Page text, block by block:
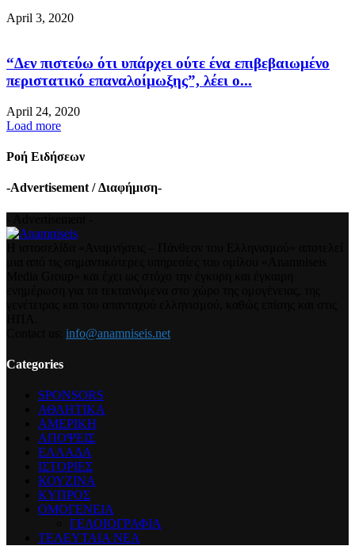
April 3, 2020
“Δεν πιστεύω ότι υπάρχει ούτε ένα επιβεβαιωμένο
περιστατικό επαναλοίμωξης”, λέει ο...
April 24, 2020
Load more
Ροή Ειδήσεων
-Advertisement / Διαφήμιση-
info@anamniseis.net
Categories
SPONSORS
ΑΘΛΗΤΙΚΑ
ΑΜΕΡΙΚΗ
ΑΠΟΨΕΙΣ
ΕΛΛΑΔΑ
ΙΣΤΟΡΙΕΣ
ΚΟΥΖΙΝΑ
ΚΥΠΡΟΣ
ΟΜΟΓΕΝΕΙΑ
ΓΕΛΟΙΟΓΡΑΦΙΑ
ΤΕΛΕΥΤΑΙΑ ΝΕΑ